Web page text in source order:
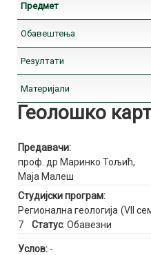
Предмет
Обавештења
Резултати
Материјали
Геолошко
Предавачи:
проф. др Маринко Тољић,
Маја Малеш
Студијски програм:
Регионална геологија (VII
7 Статус: Обавезни
Услов: -